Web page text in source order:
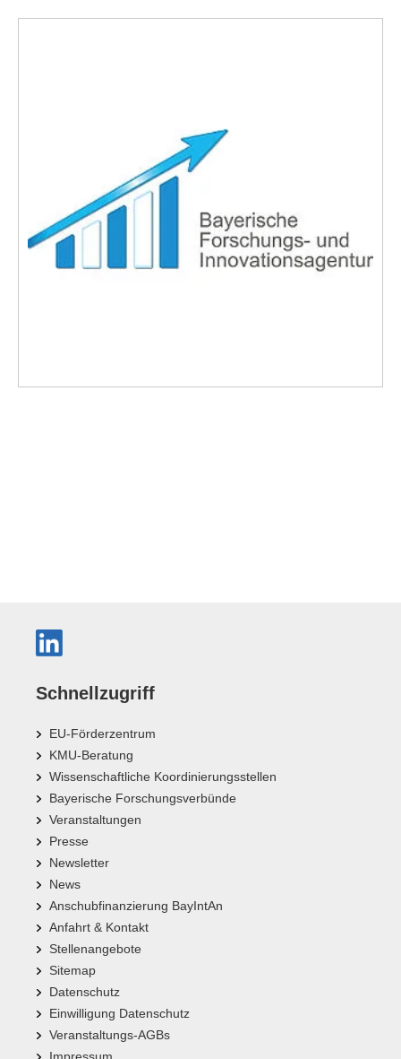
Schnellzugriff
EU-Förderzentrum
KMU-Beratung
Wissenschaftliche Koordinierungsstellen
Bayerische Forschungsverbünde
Veranstaltungen
Presse
Newsletter
News
Anschubfinanzierung BayIntAn
Anfahrt & Kontakt
Stellenangebote
Sitemap
Datenschutz
Einwilligung Datenschutz
Veranstaltungs-AGBs